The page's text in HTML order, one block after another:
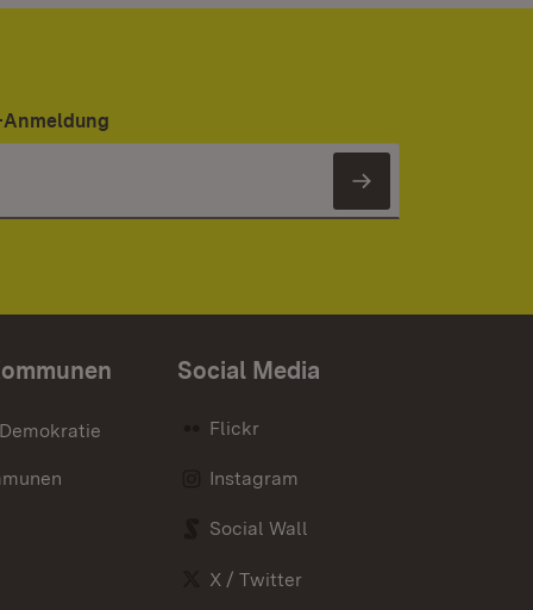
Newsletter
Social Media
Flickr
Instagram
Social Wall
X / Twitter